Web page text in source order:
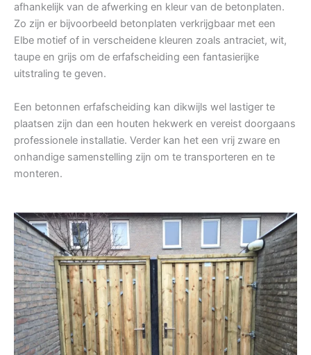
afhankelijk van de afwerking en kleur van de betonplaten.
Zo zijn er bijvoorbeeld betonplaten verkrijgbaar met een
Elbe motief of in verscheidene kleuren zoals antraciet, wit,
taupe en grijs om de erfafscheiding een fantasierijke
uitstraling te geven.
Een betonnen erfafscheiding kan dikwijls wel lastiger te
plaatsen zijn dan een houten hekwerk en vereist doorgaans
professionele installatie. Verder kan het een vrij zware en
onhandige samenstelling zijn om te transporteren en te
monteren.